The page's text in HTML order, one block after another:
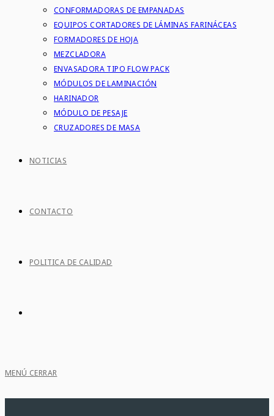
CONFORMADORAS DE EMPANADAS
EQUIPOS CORTADORES DE LÁMINAS FARINÁCEAS
FORMADORES DE HOJA
MEZCLADORA
ENVASADORA TIPO FLOW PACK
MÓDULOS DE LAMINACIÓN
HARINADOR
MÓDULO DE PESAJE
CRUZADORES DE MASA
NOTICIAS
CONTACTO
POLITICA DE CALIDAD
MENÚ CERRAR